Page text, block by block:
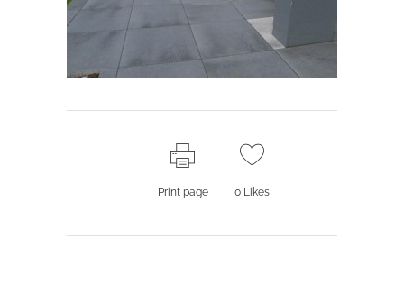
Print page 0Likes